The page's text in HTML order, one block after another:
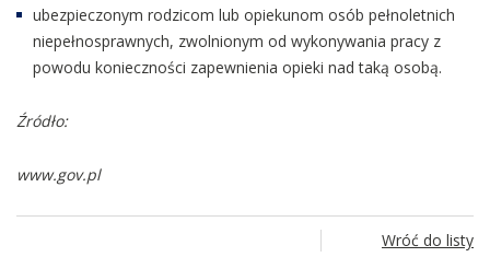
ubezpieczonym rodzicom lub opiekunom osób pełnoletnich
niepełnosprawnych, zwolnionym od wykonywania pracy z
powodu konieczności zapewnienia opieki nad taką osobą.
Źródło:
www.gov.pl
Wróć do listy